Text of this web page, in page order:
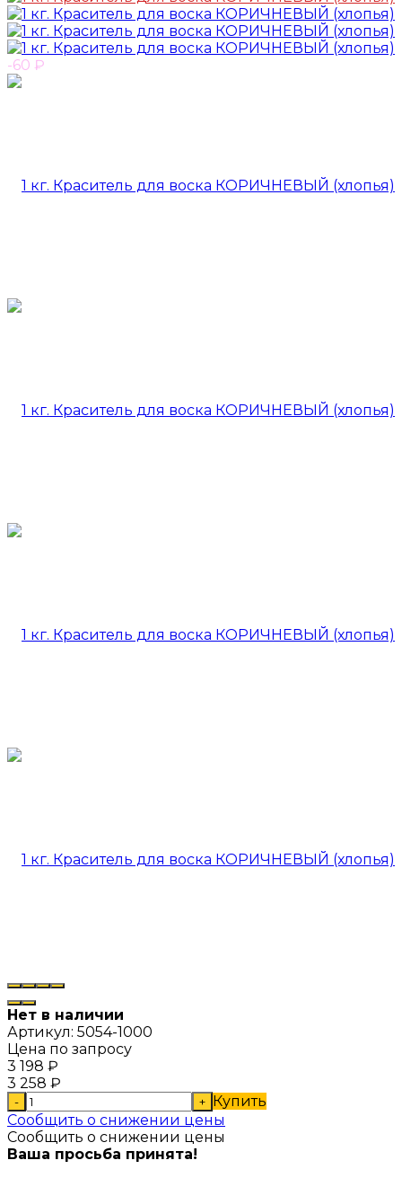
-60 ₽
Нет в наличии
Артикул: 5054-1000
Цена по запросу
3 198 ₽
3 258 ₽
- + Купить
Сообщить о снижении цены
Сообщить о снижении цены
Ваша просьба принята!